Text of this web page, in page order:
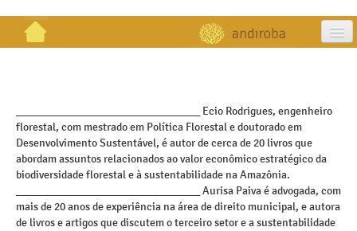
publicações
galeria
contato
_________________________________ Ecio Rodrigues, engenheiro
florestal, com mestrado em Política Florestal e doutorado em
Desenvolvimento Sustentável, é autor de cerca de 20 livros que
abordam assuntos relacionados ao valor econômico estratégico da
biodiversidade florestal e à sustentabilidade na Amazônia.
_________________________________ Aurisa Paiva é advogada, com
mais de 20 anos de experiência na área de direito municipal, e autora
de livros e artigos que discutem o terceiro setor e a sustentabilidade